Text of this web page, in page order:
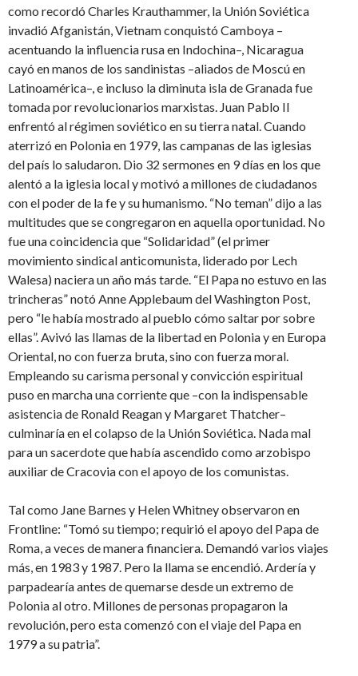
como recordó Charles Krauthammer, la Unión Soviética
invadió Afganistán, Vietnam conquistó Camboya –
acentuando la influencia rusa en Indochina–, Nicaragua
cayó en manos de los sandinistas –aliados de Moscú en
Latinoamérica–, e incluso la diminuta isla de Granada fue
tomada por revolucionarios marxistas. Juan Pablo II
enfrentó al régimen soviético en su tierra natal. Cuando
aterrizó en Polonia en 1979, las campanas de las iglesias
del país lo saludaron. Dio 32 sermones en 9 días en los que
alentó a la iglesia local y motivó a millones de ciudadanos
con el poder de la fe y su humanismo. “No teman” dijo a las
multitudes que se congregaron en aquella oportunidad. No
fue una coincidencia que “Solidaridad” (el primer
movimiento sindical anticomunista, liderado por Lech
Walesa) naciera un año más tarde. “El Papa no estuvo en las
trincheras” notó Anne Applebaum del Washington Post,
pero “le había mostrado al pueblo cómo saltar por sobre
ellas”. Avivó las llamas de la libertad en Polonia y en Europa
Oriental, no con fuerza bruta, sino con fuerza moral.
Empleando su carisma personal y convicción espiritual
puso en marcha una corriente que –con la indispensable
asistencia de Ronald Reagan y Margaret Thatcher–
culminaría en el colapso de la Unión Soviética. Nada mal
para un sacerdote que había ascendido como arzobispo
auxiliar de Cracovia con el apoyo de los comunistas.
Tal como Jane Barnes y Helen Whitney observaron en
Frontline: “Tomó su tiempo; requirió el apoyo del Papa de
Roma, a veces de manera financiera. Demandó varios viajes
más, en 1983 y 1987. Pero la llama se encendió. Ardería y
parpadearía antes de quemarse desde un extremo de
Polonia al otro. Millones de personas propagaron la
revolución, pero esta comenzó con el viaje del Papa en
1979 a su patria”.